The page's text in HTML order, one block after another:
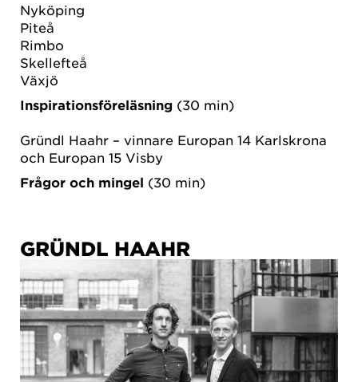
Nyköping
Piteå
Rimbo
Skellefteå
Växjö
Inspirationsföreläsning (30 min)
Gründl Haahr – vinnare Europan 14 Karlskrona
och Europan 15 Visby
Frågor och mingel (30 min)
GRÜNDL HAAHR